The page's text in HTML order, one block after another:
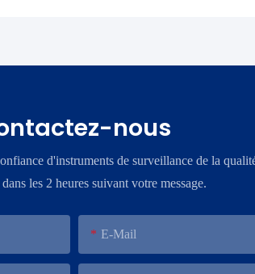
nous
d'instruments de surveillance de la
les 2 heures suivant votre message.
E-Mail